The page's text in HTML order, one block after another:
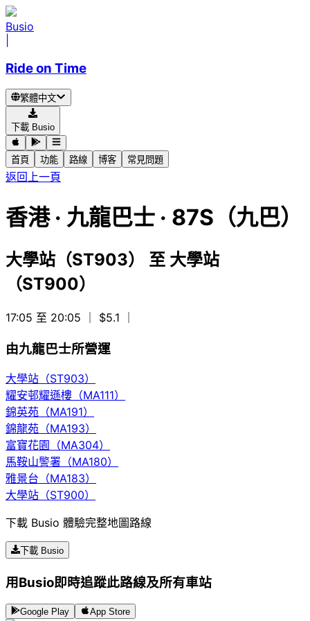
Busio
Ride on Time
繁體中文
下載 Busio
首頁 功能 路線 博客 常見問題
返回上一頁
香港· 九龍巴士 · 87S（九巴）
大學站（ST903） 至 大學站
（ST900）
17:05 至 20:05 ｜ $5.1
由九龍巴士所營運
大學站（ST903）
耀安邨耀遜樓（MA111）
錦英苑（MA191）
錦龍苑（MA193）
富寶花園（MA304）
馬鞍山警署（MA180）
雅景台（MA183）
大學站（ST900）
下載 Busio 體驗完整地圖路線
下載 Busio
用Busio即時追蹤此路線及所有車站
Google Play App Store